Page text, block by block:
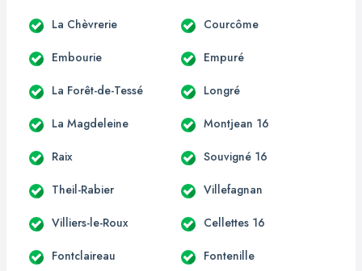
La Chèvrerie Courcôme
Embourie Empuré
La Forêt-de-Tessé Longré
La Magdeleine Montjean 16
Raix Souvigné 16
Theil-Rabier Villefagnan
Villiers-le-Roux Cellettes 16
Fontclaireau Fontenille